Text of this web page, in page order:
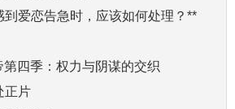
到爱恋告急时，应该如何处理？**
四季：权力与阴谋的交织
正片